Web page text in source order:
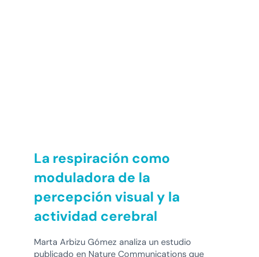
La respiración como
moduladora de la
percepción visual y la
actividad cerebral
Marta Arbizu Gómez analiza un estudio
publicado en Nature Communications que